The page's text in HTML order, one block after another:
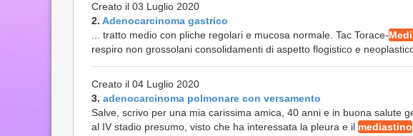
Creato il 03 Luglio 2020
2. Adenocarcinoma gastrico
... tratto medio con pliche regolari e mucosa normale. Tac Torace-
respiro non grossolani consolidamenti di aspetto flogistico e
Creato il 04 Luglio 2020
3. adenocarcinoma polmonare con versamento
Salve, scrivo per una mia carissima amica, 40 anni e in buona salute
al IV stadio presumo, visto che ha interessata la pleura e il mediastino